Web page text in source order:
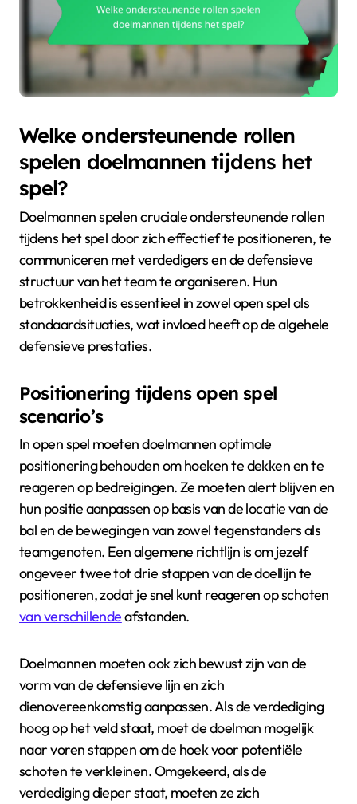
Welke ondersteunende rollen
spelen doelmannen tijdens het
spel?
Doelmannen spelen cruciale ondersteunende rollen
tijdens het spel door zich effectief te positioneren, te
communiceren met verdedigers en de defensieve
structuur van het team te organiseren. Hun
betrokkenheid is essentieel in zowel open spel als
standaardsituaties, wat invloed heeft op de algehele
defensieve prestaties.
Positionering tijdens open spel
scenario’s
In open spel moeten doelmannen optimale
positionering behouden om hoeken te dekken en te
reageren op bedreigingen. Ze moeten alert blijven en
hun positie aanpassen op basis van de locatie van de
bal en de bewegingen van zowel tegenstanders als
teamgenoten. Een algemene richtlijn is om jezelf
ongeveer twee tot drie stappen van de doellijn te
positioneren, zodat je snel kunt reageren op schoten
van verschillendeafstanden.
Doelmannen moeten ook zich bewust zijn van de
vorm van de defensieve lijn en zich
dienovereenkomstig aanpassen. Als de verdediging
hoog op het veld staat, moet de doelman mogelijk
naar voren stappen om de hoek voor potentiële
schoten te verkleinen. Omgekeerd, als de
verdediging dieper staat, moeten ze zich